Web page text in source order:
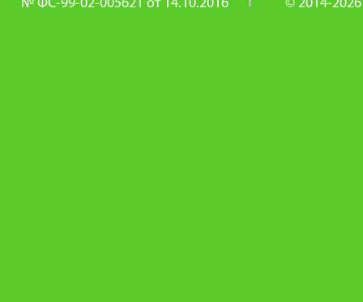
№ ФС-99-02-005621 от 14.10.2016
© 2014-